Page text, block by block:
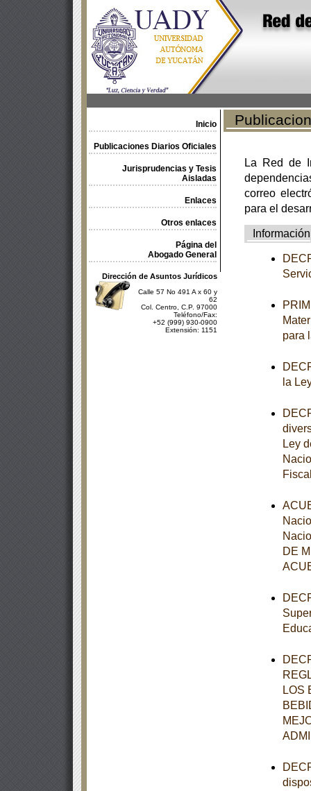
Inicio
Publicaciones Diarios Oficiales
Jurisprudencias y Tesis
Aisladas
Enlaces
Otros enlaces
Página del
Abogado General
Dirección de Asuntos Jurídicos
Calle 57 No 491 A x 60 y
62
Col. Centro, C.P. 97000
Teléfono/Fax:
+52 (999) 930-0900
Extensión: 1151
La Red de
correo
para el
Información
para
la
Ley
DE
LOS